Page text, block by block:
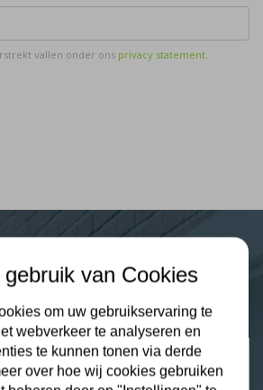
beoordelen ons met een 9.3
vallen onder ons privacy statement.
van Cookies
om uw gebruikservaring te
webverkeer te analyseren en
te kunnen tonen via derde
over hoe wij cookies gebruiken